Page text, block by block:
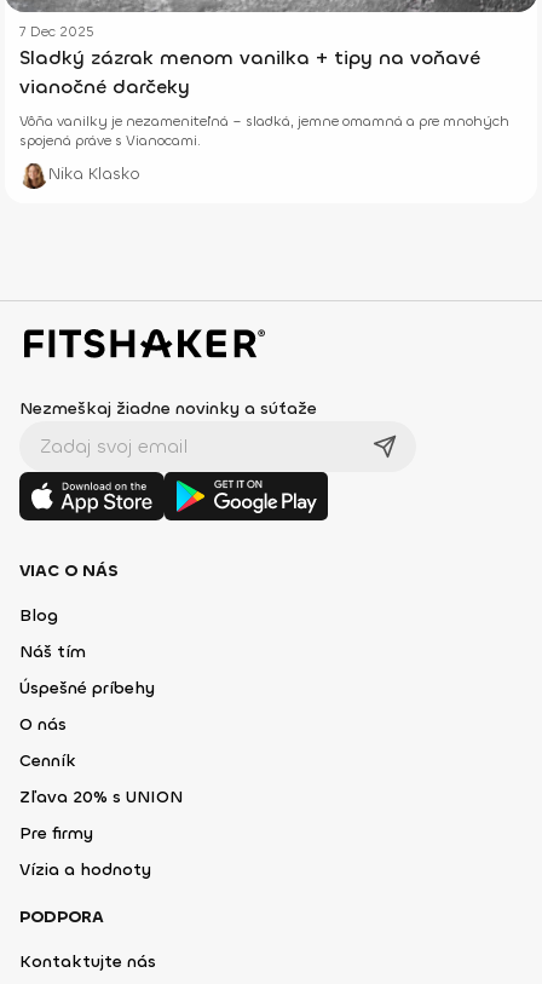
7 Dec 2025
Sladký zázrak menom vanilka + tipy na voňavé
vianočné darčeky
Vôňa vanilky je nezameniteľná – sladká, jemne omamná a pre mnohých
spojená práve s Vianocami.
Nika Klasko
Nezmeškaj žiadne novinky a súťaže
VIAC O NÁS
Blog
Náš tím
Úspešné príbehy
O nás
Cenník
Zľava 20% s UNION
Pre firmy
Vízia a hodnoty
PODPORA
Kontaktujte nás